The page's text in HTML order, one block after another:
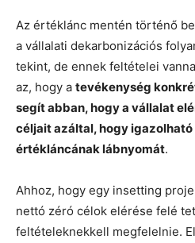
Az értéklánc mentén történő
a vállalati dekarbonizációs
tekint, de ennek feltételei
az, hogy a tevékenység
segít abban, hogy a vállalat
céljait azáltal, hogy
értékláncának lábnyomát.
Ahhoz, hogy egy insetting
nettó zéró célok elérése felé
feltételeknekkell megfelelnie.